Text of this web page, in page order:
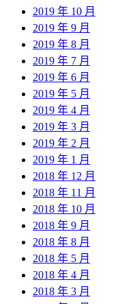
2019 年 10 月
2019 年 9 月
2019 年 8 月
2019 年 7 月
2019 年 6 月
2019 年 5 月
2019 年 4 月
2019 年 3 月
2019 年 2 月
2019 年 1 月
2018 年 12 月
2018 年 11 月
2018 年 10 月
2018 年 9 月
2018 年 8 月
2018 年 5 月
2018 年 4 月
2018 年 3 月